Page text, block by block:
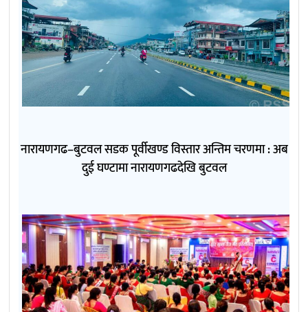
नारायणगढ–बुटवल सडक पूर्वीखण्ड विस्तार अन्तिम चरणमा : अब
दुई घण्टामा नारायणगढदेखि बुटवल